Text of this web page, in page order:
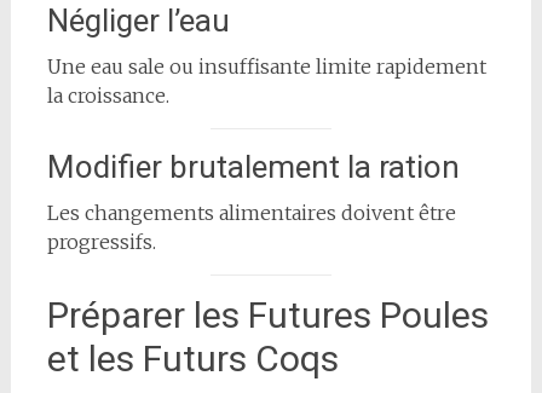
Négliger l’eau
Une eau sale ou insuffisante limite rapidement
la croissance.
Modifier brutalement la ration
Les changements alimentaires doivent être
progressifs.
Préparer les Futures Poules
et les Futurs Coqs